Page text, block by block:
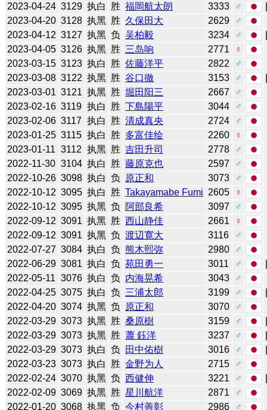
2023-04-24 3129 执白 胜 福岡航太朗 3333 ♂
2023-04-20 3128 执黑 胜 久保田大 2629
♂
2023-04-12 3127 执黑 负 吴柏毅 3234 ♂
2023-04-05 3126 执黑 胜 三岛响 2771
♀
2023-03-15 3123 执白 胜 佐藤洋平 2822
♂
2023-03-08 3122 执黑 胜 谷口徹 3153 ♂
2023-03-01 3121 执黑 胜 堀田阳三 2667
♂
2023-02-16 3119 执白 胜 下島陽平 3044
♂
2023-02-06 3117 执白 胜 清成真央 2724
♂
2023-01-25 3115 执白 胜 多富佳绘 2260
♀
2023-01-11 3112 执黑 胜 吉田升司 2778
♂
2022-11-30 3104 执白 胜 藤原克也 2597
♂
2022-10-26 3098 执白 负 原正和 3073
♂
2022-10-12 3095 执白 胜 Takayamabe Fumi 2605
♀
2022-10-12 3095 执黑 负 阿部良希 3097
♂
2022-09-12 3091 执黑 胜 西山静佳 2661
♀
2022-09-12 3091 执黑 负 渡辺寛大 3116
♂
2022-07-27 3084 执白 负 熊木熙弥 2980
♂
2022-06-29 3081 执白 负 苑田勇一 3011 ♂
2022-05-11 3076 执白 负 内海晃希 3043
♂
2022-04-25 3075 执白 负 三浦太郎 3199 ♂
2022-04-20 3074 执黑 负 原正和 3070
♂
2022-03-29 3073 执黑 胜 桑原樹 3159 ♂
2022-03-29 3073 执黑 胜 蕭 鈺洋 3237 ♂
2022-03-29 3073 执白 负 田中佑樹 3016 ♂
2022-03-23 3073 执白 胜 金野为人 2715
♂
2022-02-24 3070 执黑 负 西健伸 3221 ♂
2022-02-09 3069 执黑 胜 星川航洋 2871
♂
2022-01-20 3068 执黑 负 今村善彰 2986 ♂